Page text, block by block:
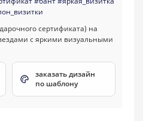
заказать дизайн
по шаблону